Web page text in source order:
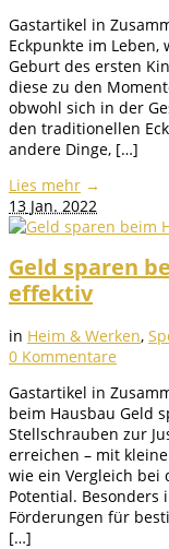
Gastartikel in
Eckpunkte im Leben,
Geburt des ersten
diese zu den
obwohl sich in der
den traditionellen
andere Dinge, […]
Lies mehr →
13 Jan. 2022
Geld sparen
effektiv
in Heim & Werken,
0 Kommentare
Gastartikel in
beim Hausbau Geld
Stellschrauben zur
erreichen – mit
wie ein Vergleich bei
Potential.
Förderungen für
[…]